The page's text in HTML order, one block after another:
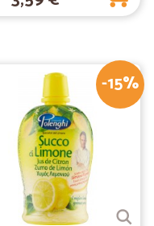
04/12/2018
-15%